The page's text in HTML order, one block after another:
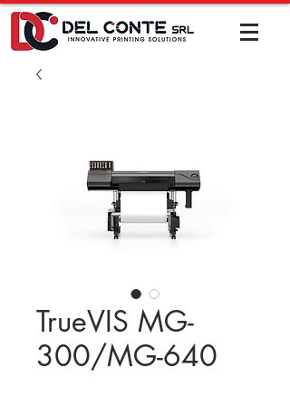
TrueVIS MG-
300/MG-640